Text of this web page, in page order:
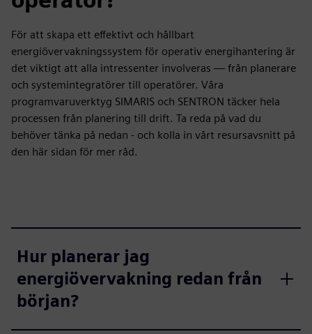
För att skapa ett effektivt och hållbart
energiövervakningssystem för operativ energihantering är
det viktigt att alla intressenter involveras — från planerare
och systemintegratörer till operatörer. Våra
programvaruverktyg SIMARIS och SENTRON täcker hela
processen från planering till drift. Ta reda på vad du
behöver tänka på nedan - och kolla in vårt resursavsnitt på
den här sidan för mer råd.
Hur planerar jag
energiövervakning redan från
början?